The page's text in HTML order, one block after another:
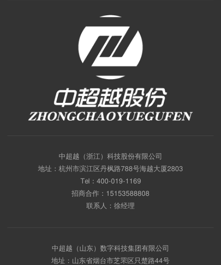
中超越（浙江）科技股份有限公司
地址：杭州市滨江区丹枫路788号海越大厦2803
Tel： 400-019-1169
招商合作： 15153588808
联系人：徐经理
中超越（山东）数字科技集团有限公司
地址：山东省烟台市芝罘区只楚路44号